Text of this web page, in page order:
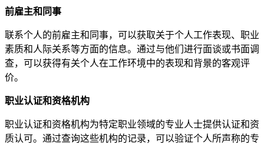
前雇主和同事
联系个人的前雇主和同事，可以获取关于个人工作表现、职业
素质和人际关系等方面的信息。通过与他们进行面谈或书面调
查，可以获得有关个人在工作环境中的表现和背景的客观评
价。
职业认证和资格机构
职业认证和资格机构为特定职业领域的专业人士提供认证和资
质认可。通过查询这些机构的记录，可以验证个人所声称的专